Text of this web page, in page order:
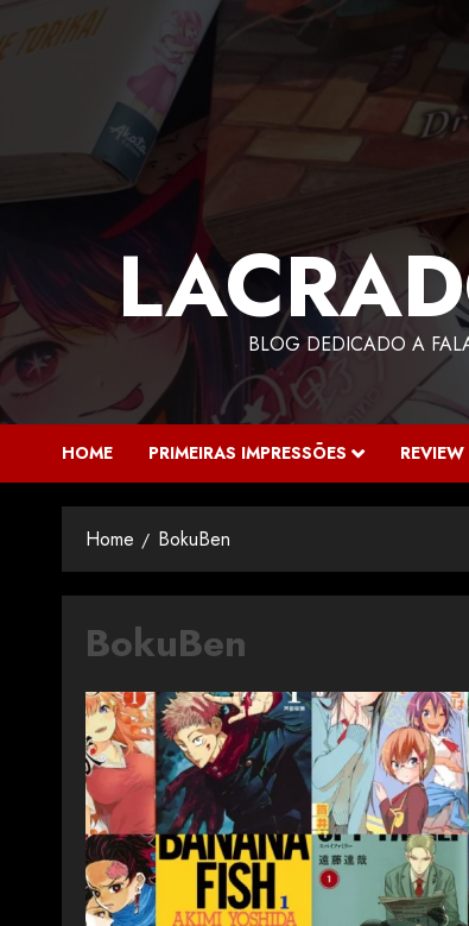
BLOG DEDICADO A
HOME PRIMEIRAS IMPRESSÕES REVIEW
Home BokuBen
BokuBen